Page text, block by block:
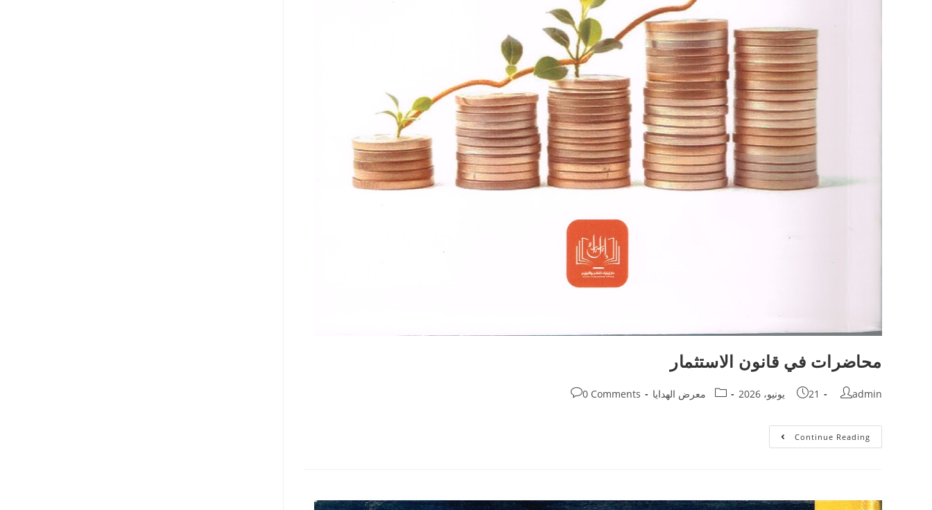
محاضرات في قانون الاستثمار
admin 21 يونيو، 2026 معرض الهدايا 0 Comments
Continue Reading